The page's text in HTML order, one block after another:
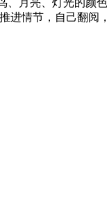
情节，自己翻阅